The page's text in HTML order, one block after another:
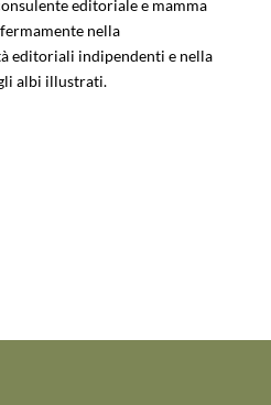
editoriale e mamma
nella
editoriali indipendenti e nella
albi illustrati.